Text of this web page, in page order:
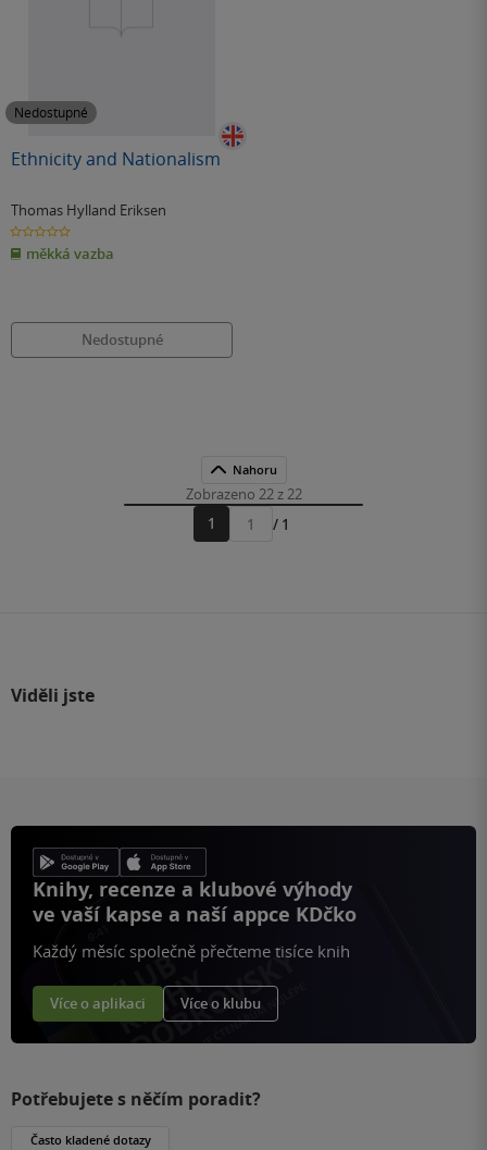
Nedostupné
Ethnicity and Nationalism
Thomas Hylland Eriksen
0.0
z
5
hvězdiček
měkká vazba
Nedostupné
Nahoru
Zobrazeno 22 z 22
1
Přejít
/ 1
Viděli jste
Knihy, recenze a klubové výhody
ve vaší kapse a naší appce KDčko
Každý měsíc společně přečteme tisíce knih
Více o aplikaci Více o klubu
Potřebujete s něčím poradit?
Často kladené dotazy